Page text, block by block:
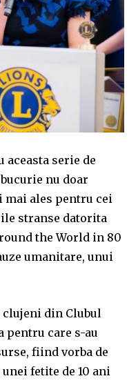
of
be part of the
address on our website
Don't worry, we respect
11,243
Cititori
serie de
nu doar
mai ales pentru cei
stranse datorita
the World in 80
umanitare, unui
clujeni din Clubul
pentru care s-au
fiind vorba de
fetite de 10 ani